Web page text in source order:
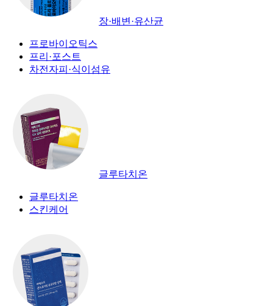
장·배변·유산균
프로바이오틱스
프리·포스트
차전자피·식이섬유
글루타치온
글루타치온
스킨케어